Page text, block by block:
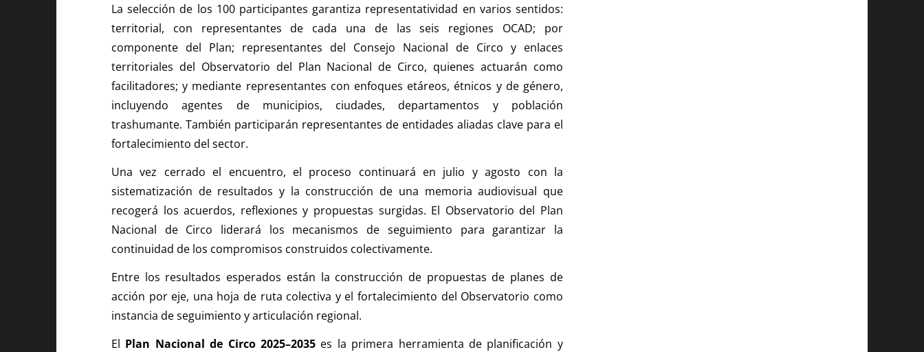
La selección de los 100 participantes garantiza representatividad en varios sentidos:
territorial, con representantes de cada una de las seis regiones OCAD; por
componente del Plan; representantes del Consejo Nacional de Circo y enlaces
territoriales del Observatorio del Plan Nacional de Circo, quienes actuarán como
facilitadores; y mediante representantes con enfoques etáreos, étnicos y de género,
incluyendo agentes de municipios, ciudades, departamentos y población
trashumante. También participarán representantes de entidades aliadas clave para el
fortalecimiento del sector.
Una vez cerrado el encuentro, el proceso continuará en julio y agosto con la
sistematización de resultados y la construcción de una memoria audiovisual que
recogerá los acuerdos, reflexiones y propuestas surgidas. El Observatorio del Plan
Nacional de Circo liderará los mecanismos de seguimiento para garantizar la
continuidad de los compromisos construidos colectivamente.
Entre los resultados esperados están la construcción de propuestas de planes de
acción por eje, una hoja de ruta colectiva y el fortalecimiento del Observatorio como
instancia de seguimiento y articulación regional.
El Plan Nacional de Circo 2025–2035 es la primera herramienta de planificación y